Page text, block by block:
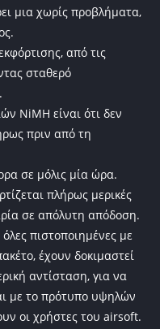
μια χωρίς προβλήματα,
από τις
σταθερό
NiMH είναι ότι δεν
πριν από τη
σε μόλις μία ώρα.
πλήρως μερικές
σε απόλυτη απόδοση.
πιστοποιημένες με
έχουν δοκιμαστεί
αντίσταση, για να
με το πρότυπο υψηλών
οι χρήστες του airsoft.